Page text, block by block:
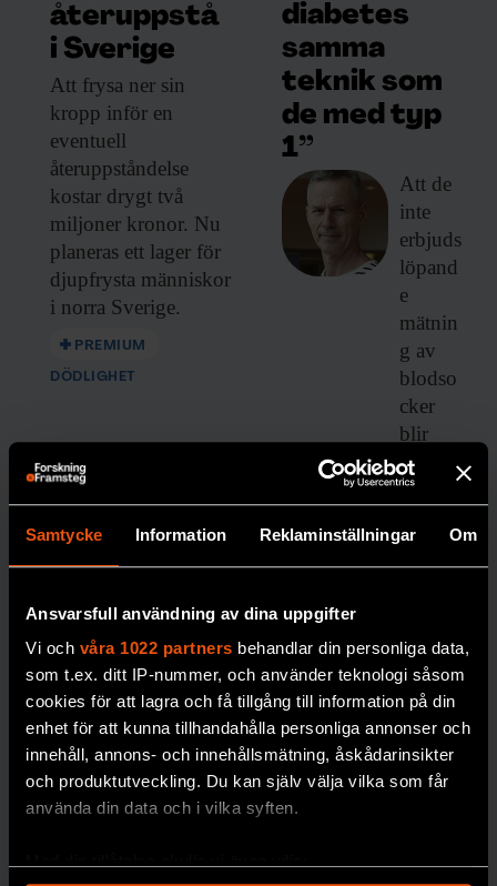
Samtycke Information Reklaminställningar Om
Ansvarsfull användning av dina uppgifter
Vi och våra 1022 partners behandlar din personliga data,
som t.ex. ditt IP-nummer, och använder teknologi såsom
cookies för att lagra och få tillgång till information på din
enhet för att kunna tillhandahålla personliga annonser och
innehåll, annons- och innehållsmätning, åskådarinsikter
och produktutveckling. Du kan själv välja vilka som får
använda din data och i vilka syften.
återuppstå
i Sverige
Att frysa ner sin
kropp inför en
eventuell
återuppståndelse
kostar drygt två
miljoner kronor. Nu
planeras ett lager för
djupfrysta människor
i norra Sverige.
PREMIUM
DÖDLIGHET
diabetes
samma
teknik som
de med typ
1”
Att de
inte
erbjuds
löpand
e
mätnin
g av
blodso
cker
blir
dyrare i
längde
skriver
forskar
Jendle.
DIABETE
S